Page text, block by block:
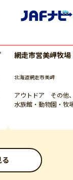
網走市営美岬牧場
北海道網走市美岬
アウトドア その他
水族館・動物園・牧